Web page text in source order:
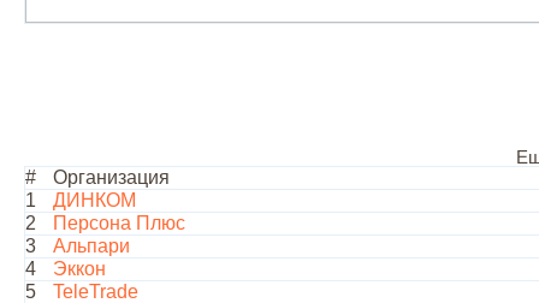
#
Организация
1
ДИНКОМ
2
Персона Плюс
3
Альпари
4
Эккон
5
TeleTrade